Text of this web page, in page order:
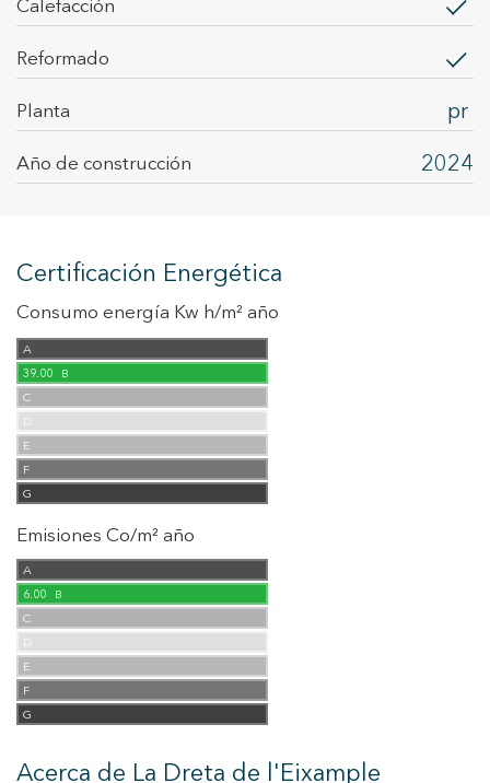
calefacción
Reformado
Planta pr
Año de construcción 2024
Certificación Energética
Consumo energía Kw h/m² año
A
39.00
B
C
D
E
F
G
Emisiones Co/m² año
A
6.00
B
C
D
E
F
G
Acerca de La Dreta de l'Eixample